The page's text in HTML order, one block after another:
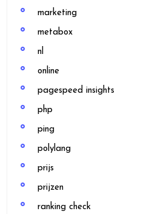
marketing
metabox
nl
online
pagespeed insights
php
ping
polylang
prijs
prijzen
ranking check